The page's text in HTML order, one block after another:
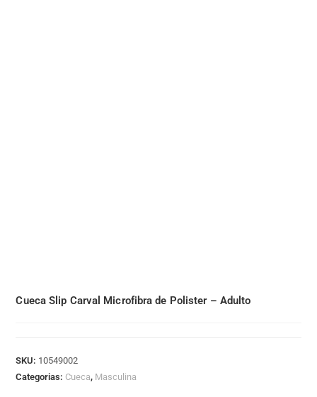
Cueca Slip Carval Microfibra de Polister – Adulto
SKU: 10549002
Categorias: Cueca, Masculina